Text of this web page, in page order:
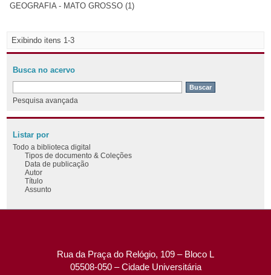
GEOGRAFIA - MATO GROSSO (1)
Exibindo itens 1-3
Busca no acervo
Pesquisa avançada
Listar por
Todo a biblioteca digital
Tipos de documento & Coleções
Data de publicação
Autor
Título
Assunto
Rua da Praça do Relógio, 109 – Bloco L
05508-050 – Cidade Universitária